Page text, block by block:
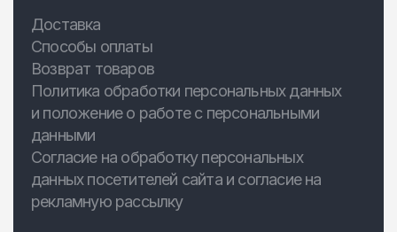
Доставка
Способы оплаты
Возврат товаров
Политика обработки персональных данных
и положение о работе с персональными
данными
Согласие на обработку персональных
данных посетителей сайта и согласие на
рекламную рассылку